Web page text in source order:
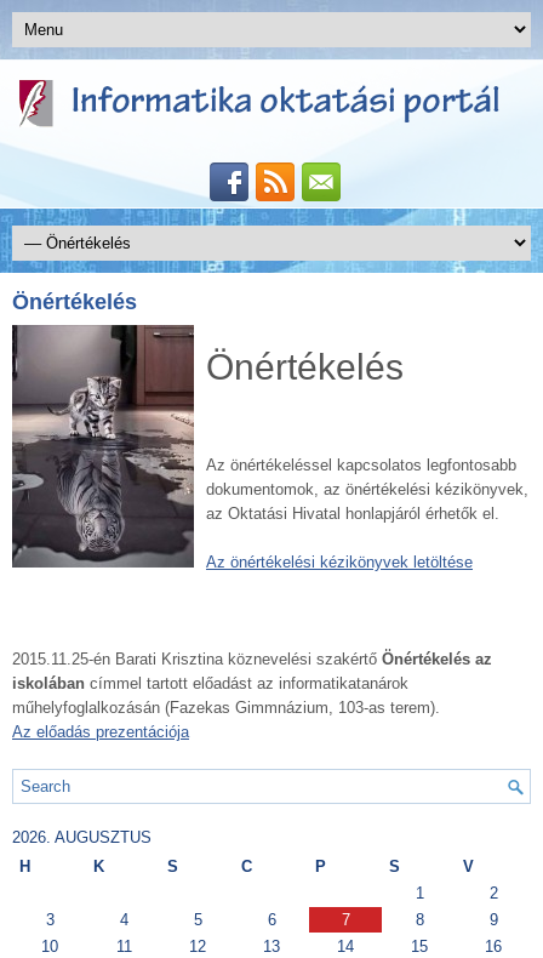
Önértékelés
Önértékelés
Az önértékeléssel kapcsolatos legfontosabb
dokumentomok, az önértékelési kézikönyvek,
az Oktatási Hivatal honlapjáról érhetők el.
Az önértékelési kézikönyvek letöltése
2015.11.25-én Barati Krisztina köznevelési szakértő Önértékelés az
iskolában címmel tartott előadást az informatikatanárok
műhelyfoglalkozásán (Fazekas Gimmnázium, 103-as terem).
Az előadás prezentációja
2026. AUGUSZTUS
H
K S C P S V
1
2
3
4 5 6 7 8
9
10
11 12 13 14 15
16